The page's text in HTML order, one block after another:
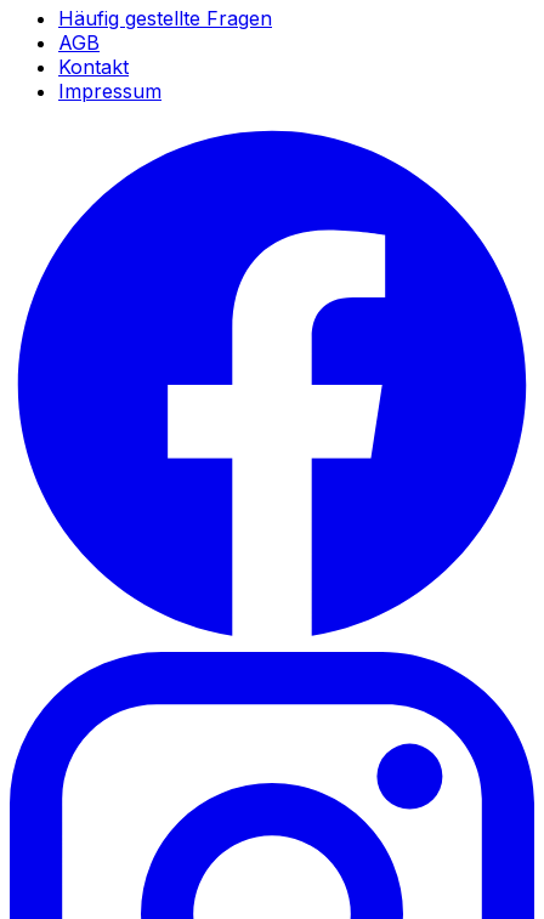
Häufig gestellte Fragen
AGB
Kontakt
Impressum